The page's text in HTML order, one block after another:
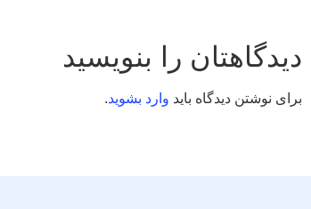
دیدگاهتان را بنویسید
برای نوشتن دیدگاه باید وارد بشوید.